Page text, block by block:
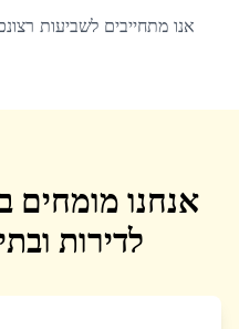
אנו מתחייבים לשביעות
אנחנו מומחים
לדירות